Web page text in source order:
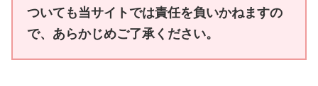
ついても当サイトでは責任を負いかねますの
で、あらかじめご了承ください。